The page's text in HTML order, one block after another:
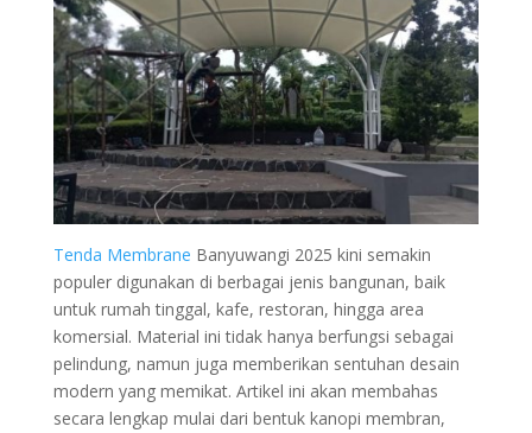
Tenda Membrane Banyuwangi 2025 kini semakin
populer digunakan di berbagai jenis bangunan, baik
untuk rumah tinggal, kafe, restoran, hingga area
komersial. Material ini tidak hanya berfungsi sebagai
pelindung, namun juga memberikan sentuhan desain
modern yang memikat. Artikel ini akan membahas
secara lengkap mulai dari bentuk kanopi membran,